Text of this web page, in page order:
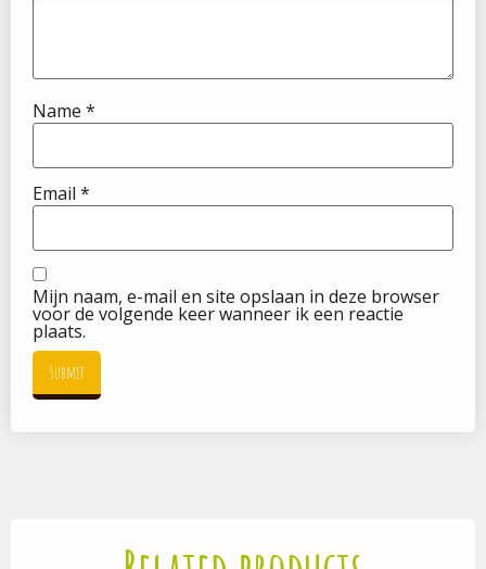
Name *
Email *
Mijn naam, e-mail en site opslaan in deze browser
voor de volgende keer wanneer ik een reactie
plaats.